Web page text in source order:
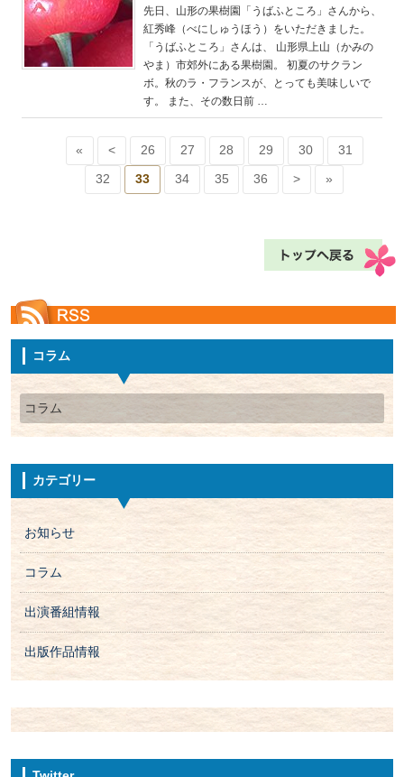
先日、山形の果樹園「うばふところ」さんから、
紅秀峰（べにしゅうほう）をいただきました。
「うばふところ」さんは、 山形県上山（かみの
やま）市郊外にある果樹園。 初夏のサクラン
ボ。秋のラ・フランスが、とっても美味しいで
す。 また、その数日前 …
« < 26 27 28 29 30 31
32 33 34 35 36 > »
コラム
コラム
カテゴリー
お知らせ
コラム
出演番組情報
出版作品情報